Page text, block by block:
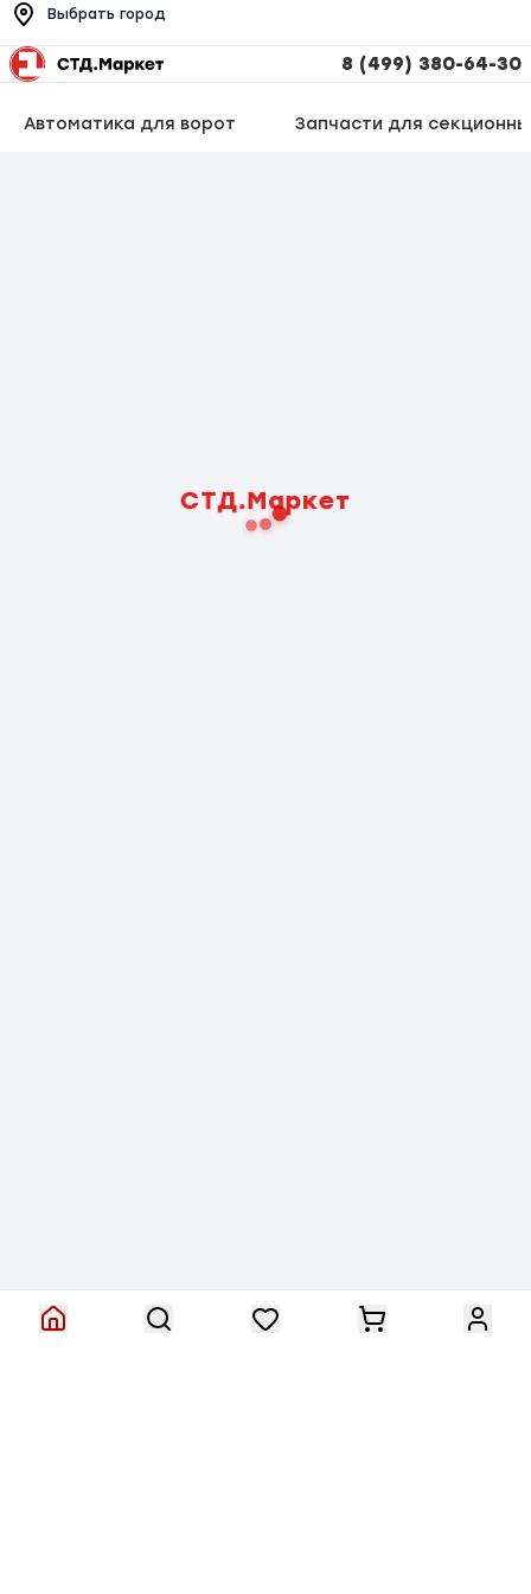
Выбрать город
8 (499) 380-64-30
Автоматика для ворот Запчасти для
СТД.Маркет